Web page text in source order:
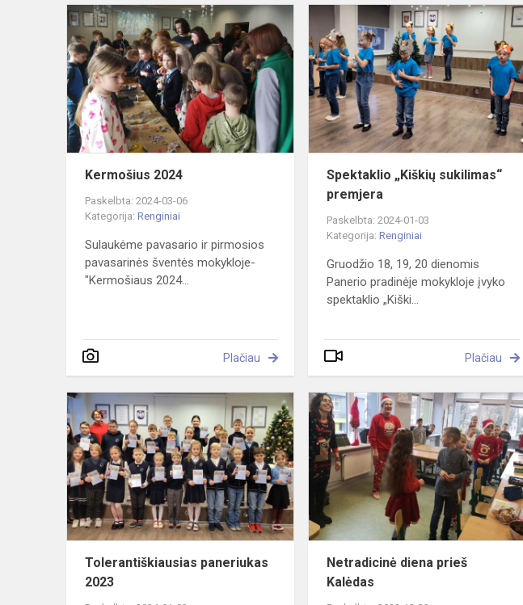
Kermošius
2024
Kermošius 2024
Paskelbta: 2024-03-06
Kategorija: Renginiai
Sulaukėme pavasario ir pirmosios
pavasarinės šventės mokykloje-
"Kermošiaus 2024...
Plačiau
Spektaklio „Kiškių sukilimas“
premjera
Paskelbta: 2024-01-03
Kategorija:Renginiai
Gruodžio 18, 19, 20 dienomis
Panerio pradinėje mokykloje įvyko
spektaklio „Kiški...
Plačiau
Tolerantiškiausias
paneriukas
2023
Tolerantiškiausias paneriukas
2023
Netradicinė diena prieš
Kalėdas